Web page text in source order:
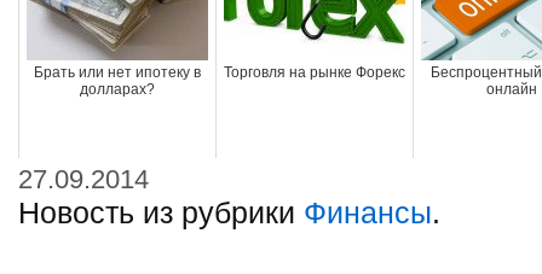
Брать или нет ипотеку в
долларах?
Торговля на рынке Форекс
онлайн
27.09.2014
Новость из рубрики Финансы.